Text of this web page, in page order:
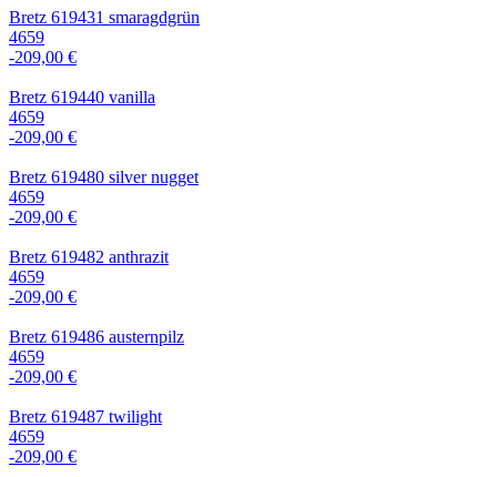
Bretz 619431 smaragdgrün
4659
-209,00 €
Bretz 619440 vanilla
4659
-209,00 €
Bretz 619480 silver nugget
4659
-209,00 €
Bretz 619482 anthrazit
4659
-209,00 €
Bretz 619486 austernpilz
4659
-209,00 €
Bretz 619487 twilight
4659
-209,00 €